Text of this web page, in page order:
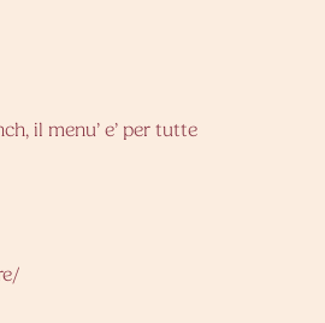
il menu’ e’ per tutte